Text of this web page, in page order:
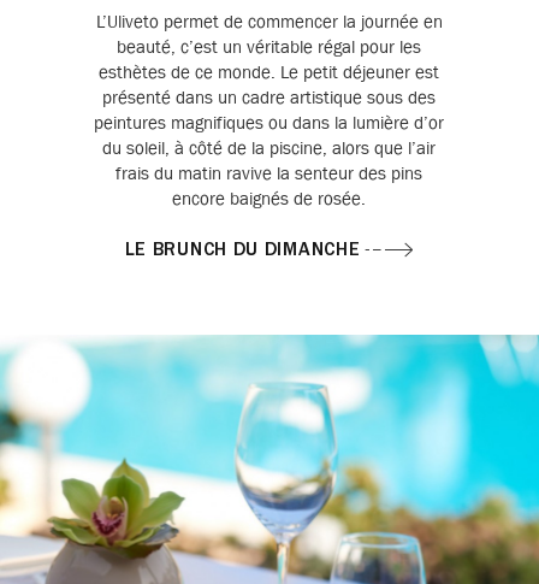
L’Uliveto permet de commencer la journée en
beauté, c’est un véritable régal pour les
esthètes de ce monde. Le petit déjeuner est
présenté dans un cadre artistique sous des
peintures magnifiques ou dans la lumière d’or
du soleil, à côté de la piscine, alors que l’air
frais du matin ravive la senteur des pins
encore baignés de rosée.
LE BRUNCH DU DIMANCHE